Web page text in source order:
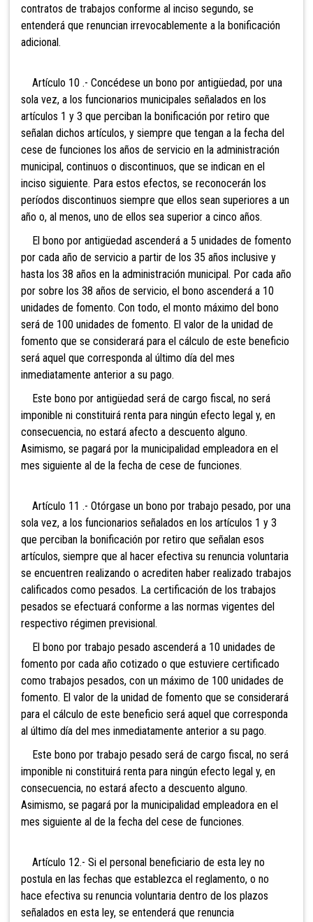
contratos de trabajos conforme al inciso segundo, se
entenderá que renuncian irrevocablemente a la bonificación
adicional.
Artículo 10 .- Concédese un bono por antigüedad, por una
sola vez, a los funcionarios municipales señalados en los
artículos 1 y 3 que perciban la bonificación por retiro que
señalan dichos artículos, y siempre que tengan a la fecha del
cese de funciones los años de servicio en la administración
municipal, continuos o discontinuos, que se indican en el
inciso siguiente. Para estos efectos, se reconocerán los
períodos discontinuos siempre que ellos sean superiores a un
año o, al menos, uno de ellos sea superior a cinco años.
El bono por antigüedad ascenderá a 5 unidades de fomento
por cada año de servicio a partir de los 35 años inclusive y
hasta los 38 años en la administración municipal. Por cada año
por sobre los 38 años de servicio, el bono ascenderá a 10
unidades de fomento. Con todo, el monto máximo del bono
será de 100 unidades de fomento. El valor de la unidad de
fomento que se considerará para el cálculo de este beneficio
será aquel que corresponda al último día del mes
inmediatamente anterior a su pago.
Este bono por antigüedad será de cargo fiscal, no será
imponible ni constituirá renta para ningún efecto legal y, en
consecuencia, no estará afecto a descuento alguno.
Asimismo, se pagará por la municipalidad empleadora en el
mes siguiente al de la fecha de cese de funciones.
Artículo 11 .- Otórgase un bono por trabajo pesado, por una
sola vez, a los funcionarios señalados en los artículos 1 y 3
que perciban la bonificación por retiro que señalan esos
artículos, siempre que al hacer efectiva su renuncia voluntaria
se encuentren realizando o acrediten haber realizado trabajos
calificados como pesados. La certificación de los trabajos
pesados se efectuará conforme a las normas vigentes del
respectivo régimen previsional.
El bono por trabajo pesado ascenderá a 10 unidades de
fomento por cada año cotizado o que estuviere certificado
como trabajos pesados, con un máximo de 100 unidades de
fomento. El valor de la unidad de fomento que se considerará
para el cálculo de este beneficio será aquel que corresponda
al último día del mes inmediatamente anterior a su pago.
Este bono por trabajo pesado será de cargo fiscal, no será
imponible ni constituirá renta para ningún efecto legal y, en
consecuencia, no estará afecto a descuento alguno.
Asimismo, se pagará por la municipalidad empleadora en el
mes siguiente al de la fecha del cese de funciones.
Artículo 12.- Si el personal beneficiario de esta ley no
postula en las fechas que establezca el reglamento, o no
hace efectiva su renuncia voluntaria dentro de los plazos
señalados en esta ley, se entenderá que renuncia